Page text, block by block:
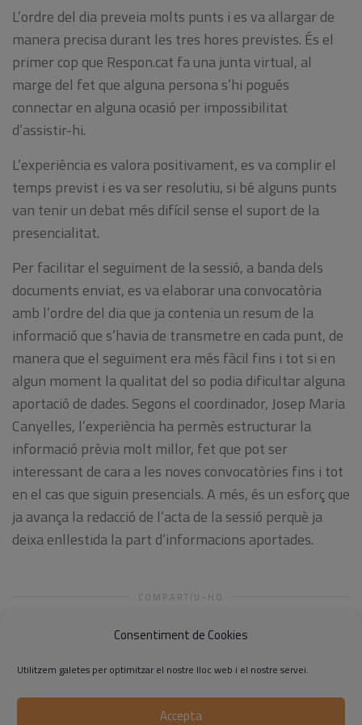
Consentiment de Cookies
Utilitzem galetes per optimitzar el nostre lloc web i el nostre servei.
Accepta
L’ordre del dia preveia molts punts i es va allargar de
manera precisa durant les tres hores previstes. És el
primer cop que Respon.cat fa una junta virtual, al
marge del fet que alguna persona s’hi pogués
connectar en alguna ocasió per impossibilitat
d’assistir-hi.
L’experiència es valora positivament, es va complir el
temps previst i es va ser resolutiu, si bé alguns punts
van tenir un debat més difícil sense el suport de la
presencialitat.
Per facilitar el seguiment de la sessió, a banda dels
documents enviat, es va elaborar una convocatòria
amb l’ordre del dia que ja contenia un resum de la
informació que s’havia de transmetre en cada punt, de
manera que el seguiment era més fàcil fins i tot si en
algun moment la qualitat del so podia dificultar alguna
aportació de dades. Segons el coordinador, Josep Maria
Canyelles, l’experiència ha permès estructurar la
informació prèvia molt millor, fet que pot ser
interessant de cara a les noves convocatòries fins i tot
en el cas que siguin presencials. A més, és un esforç que
ja avança la redacció de l’acta de la sessió perquè ja
deixa enllestida la part d’informacions aportades.
COMPARTIU-HO